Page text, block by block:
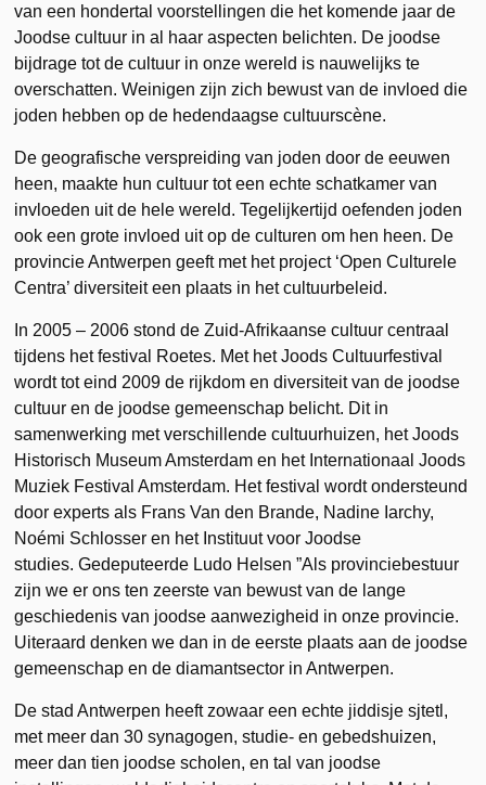
van een hondertal voorstellingen die het komende jaar de
Joodse cultuur in al haar aspecten belichten. De joodse
bijdrage tot de cultuur in onze wereld is nauwelijks te
overschatten. Weinigen zijn zich bewust van de invloed die
joden hebben op de hedendaagse cultuurscène.
De geografische verspreiding van joden door de eeuwen
heen, maakte hun cultuur tot een echte schatkamer van
invloeden uit de hele wereld. Tegelijkertijd oefenden joden
ook een grote invloed uit op de culturen om hen heen. De
provincie Antwerpen geeft met het project ‘Open Culturele
Centra’ diversiteit een plaats in het cultuurbeleid.
In 2005 – 2006 stond de Zuid-Afrikaanse cultuur centraal
tijdens het festival Roetes. Met het Joods Cultuurfestival
wordt tot eind 2009 de rijkdom en diversiteit van de joodse
cultuur en de joodse gemeenschap belicht. Dit in
samenwerking met verschillende cultuurhuizen, het Joods
Historisch Museum Amsterdam en het Internationaal Joods
Muziek Festival Amsterdam. Het festival wordt ondersteund
door experts als Frans Van den Brande, Nadine Iarchy,
Noémi Schlosser en het Instituut voor Joodse
studies. Gedeputeerde Ludo Helsen ”Als provinciebestuur
zijn we er ons ten zeerste van bewust van de lange
geschiedenis van joodse aanwezigheid in onze provincie.
Uiteraard denken we dan in de eerste plaats aan de joodse
gemeenschap en de diamantsector in Antwerpen.
De stad Antwerpen heeft zowaar een echte jiddisje sjtetl,
met meer dan 30 synagogen, studie- en gebedshuizen,
meer dan tien joodse scholen, en tal van joodse